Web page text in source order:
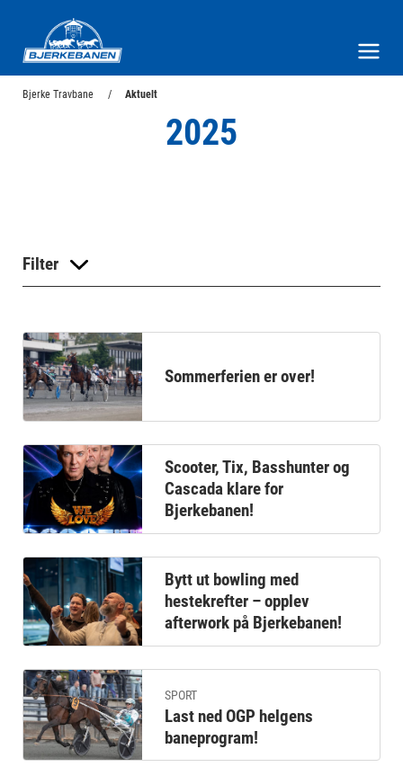
Bjerke Travbane Aktuelt
2025
Filter
Sommerferien er over!
Scooter, Tix, Basshunter og
Cascada klare for
Bjerkebanen!
Bytt ut bowling med
hestekrefter – opplev
afterwork på Bjerkebanen!
SPORT
Last ned OGP helgens
baneprogram!